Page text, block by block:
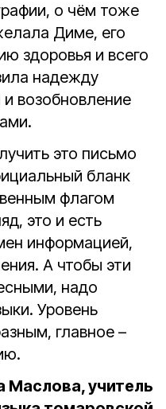
о чём тоже
Диме, его
здоровья и всего
надежду
возобновление
это письмо
бланк
флагом
это и есть
информацией,
А чтобы эти
надо
Уровень
главное –
Маслова, учитель